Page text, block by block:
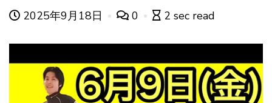
2025年9月18日 0 2 sec read